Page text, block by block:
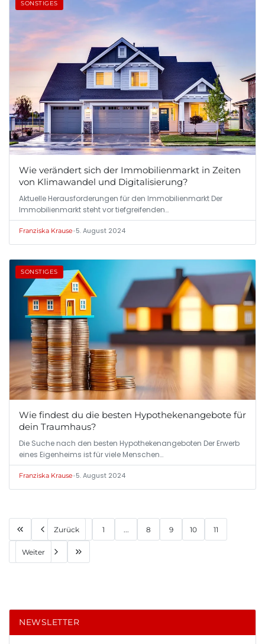
SONSTIGES
Wie verändert sich der Immobilienmarkt in Zeiten
von Klimawandel und Digitalisierung?
Aktuelle Herausforderungen für den Immobilienmarkt Der
Immobilienmarkt steht vor tiefgreifenden…
Franziska Krause•5. August 2024
SONSTIGES
Wie findest du die besten Hypothekenangebote für
dein Traumhaus?
Die Suche nach den besten Hypothekenangeboten Der Erwerb
eines Eigenheims ist für viele Menschen…
Franziska Krause•5. August 2024
Zurück 1 ... 8 9 10 11
Weiter
NEWSLETTER